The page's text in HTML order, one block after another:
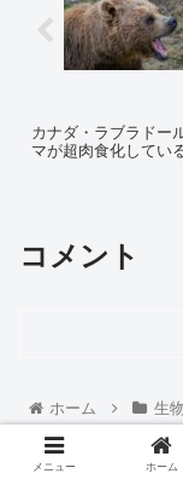
カナダ・ラブラドー
マが超肉食化してい
コメント
ホーム 生物
メニュー ホーム